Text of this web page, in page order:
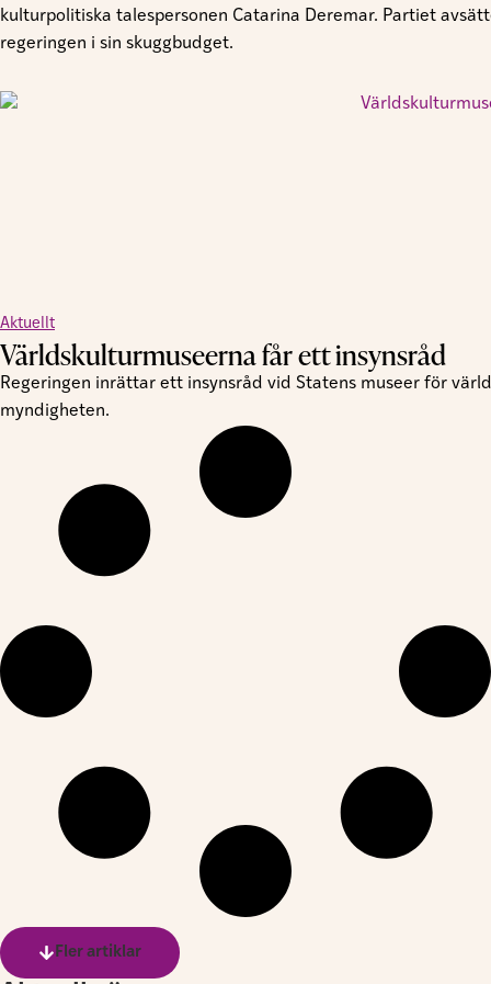
kulturpolitiska talespersonen Catarina Deremar. Partiet
regeringen i sin skuggbudget.
Aktuellt
Världskulturmuseerna får ett insynsråd
Regeringen inrättar ett insynsråd vid Statens museer för
myndigheten.
Fler artiklar